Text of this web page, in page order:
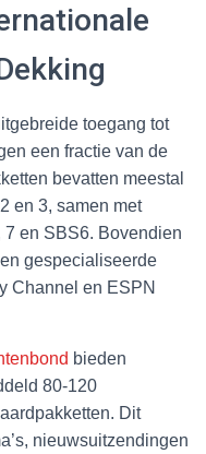
toegang tot
een fractie van de
bevatten meestal
en 3, samen met
en SBS6. Bovendien
gespecialiseerde
Channel en ESPN
bieden
80-120
Dit
nieuwsuitzendingen